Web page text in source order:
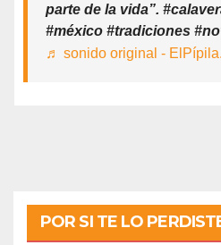
parte de la vida”.
#méxico #tradiciones
♬ sonido original -
POR SI TE LO